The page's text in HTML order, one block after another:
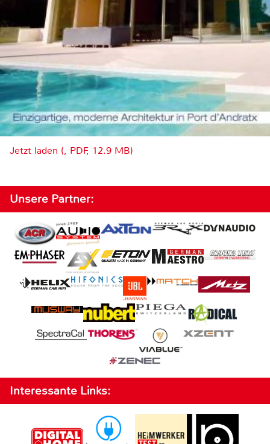
Jetzt laden (, PDF, 12.9 MB)
Unsere Partner:
Interessante Links: